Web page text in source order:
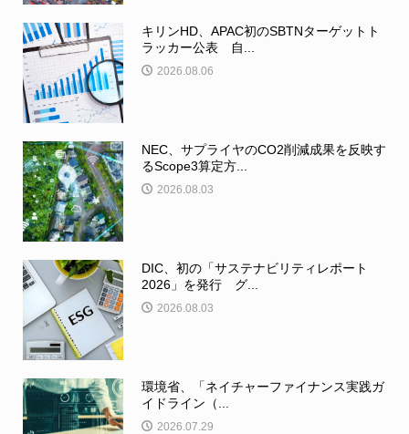
キリンHD、APAC初のSBTNターゲットト
ラッカー公表 自...
2026.08.06
NEC、サプライヤのCO2削減成果を反映す
るScope3算定方...
2026.08.03
DIC、初の「サステナビリティレポート
2026」を発行 グ...
2026.08.03
環境省、「ネイチャーファイナンス実践ガ
イドライン（...
2026.07.29